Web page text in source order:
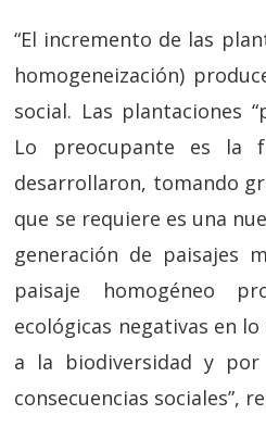
“El incremento de las
homogeneización)
social. Las plantaciones
Lo preocupante es la
desarrollaron, tomando
que se requiere es una
generación de paisajes
paisaje homogéneo
ecológicas negativas en
a la biodiversidad y
consecuencias sociales”,